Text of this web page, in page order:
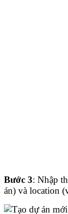
Bước 3: Nhập
án) và location